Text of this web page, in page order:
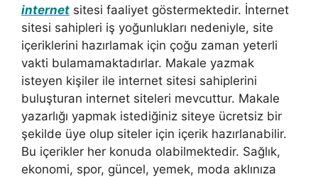
internet sitesi faaliyet göstermektedir. İnternet
sitesi sahipleri iş yoğunlukları nedeniyle, site
içeriklerini hazırlamak için çoğu zaman yeterli
vakti bulamamaktadırlar. Makale yazmak
isteyen kişiler ile internet sitesi sahiplerini
buluşturan internet siteleri mevcuttur. Makale
yazarlığı yapmak istediğiniz siteye ücretsiz bir
şekilde üye olup siteler için içerik hazırlanabilir.
Bu içerikler her konuda olabilmektedir. Sağlık,
ekonomi, spor, güncel, yemek, moda aklınıza